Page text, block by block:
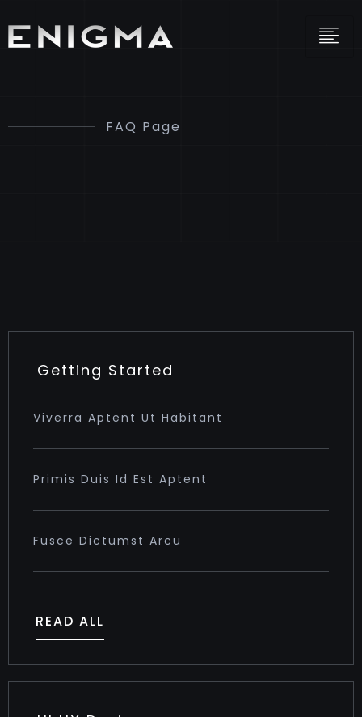
FAQ Page
Getting Started
Viverra Aptent Ut Habitant
Primis Duis Id Est Aptent
Fusce Dictumst Arcu
READ ALL